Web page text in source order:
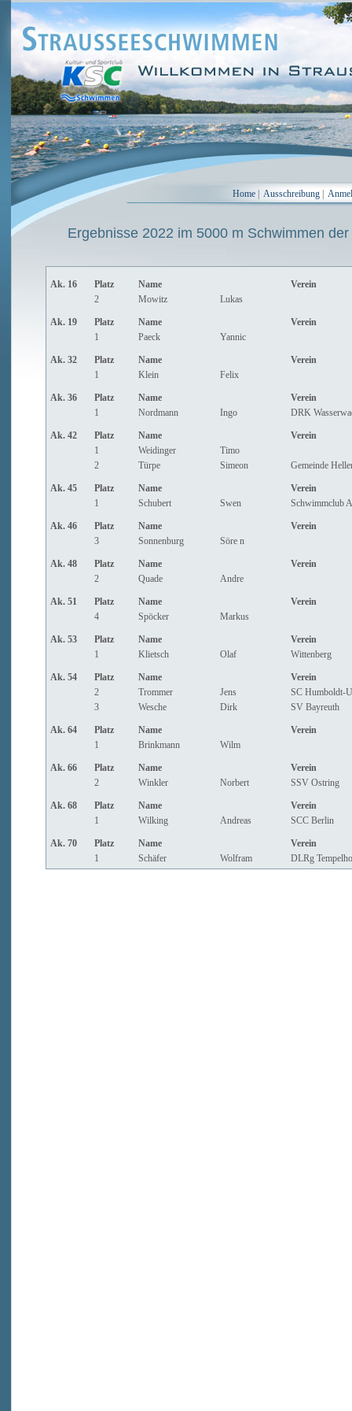
Home Ausschreibung
Ergebnisse 2022 im 5000 m Schwimmen der
Ak. 16 Platz Name
Verein
2
Mowitz Lukas
Ak. 19 Platz Name
Verein
1
Paeck Yannic
Ak. 32 Platz Name
Verein
1
Klein Felix
Ak. 36 Platz Name
Verein
1
Nordmann Ingo DRK
Ak. 42 Platz Name
Verein
1
Weidinger
Timo
2
Türpe Simeon Gemeinde
Ak. 45 Platz Name
Verein
1
Schubert Swen Schwimmclub
Ak. 46 Platz Name
Verein
3
Sonnenburg Söre n
Ak. 48 Platz Name
Verein
2
Quade Andre
Ak. 51 Platz Name
Verein
4
Spöcker Markus
Ak. 53 Platz Name
Verein
1
Klietsch Olaf Wittenberg
Ak. 54 Platz Name
Verein
2
Trommer Jens
SC Humboldt-
3
Wesche Dirk SV Bayreuth
Ak. 64 Platz Name
Verein
1
Brinkmann Wilm
Ak. 66 Platz Name
Verein
2
Winkler Norbert SSV Ostring
Ak. 68 Platz Name
Verein
1
Wilking Andreas SCC Berlin
Ak. 70 Platz Name
Verein
1
Schäfer Wolfram DLRg